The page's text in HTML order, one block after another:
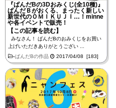
『ぱんだBの3Dおみくじ(全10種)』
ぱんだＢがおくる、まったく新しい
新世代のＯＭＩＫＵＪＩ…！minne
や各イベントで販売！
【この記事を読む】
みなさん！ ぱんだBのおみくじをお買い
上げいただきありがとうござい ...
2017/04/08 [183]
-ぱんだBの作品